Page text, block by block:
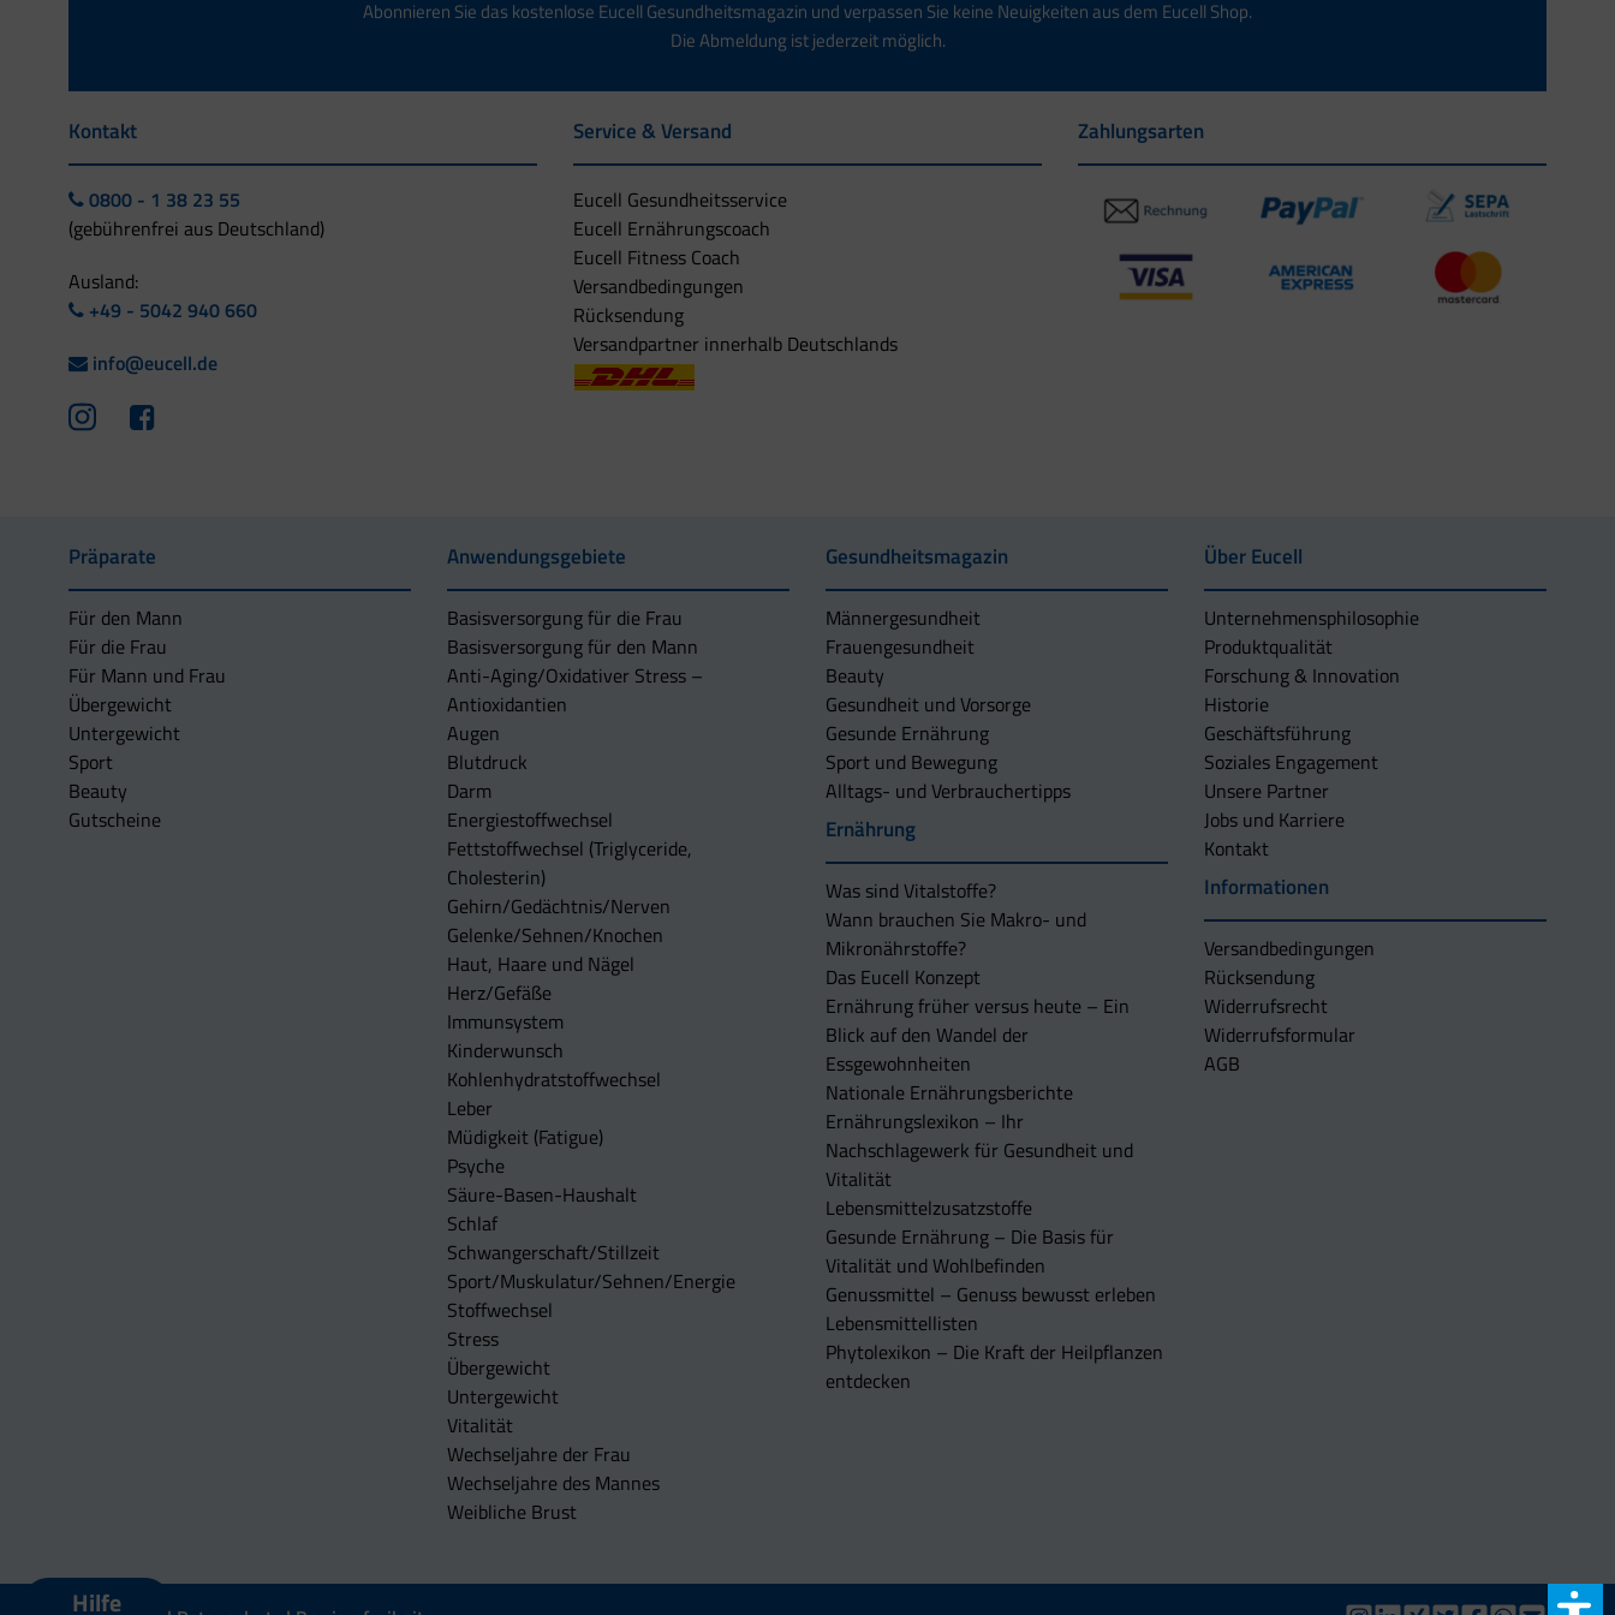
Abonnieren Sie das kostenlose Eucell Gesundheitsmagazin und verpassen Sie keine Neuigkeiten aus dem Eucell Shop.
Die Abmeldung ist jederzeit möglich.
Kontakt
0800 - 1 38 23 55
(gebührenfrei aus Deutschland)
Ausland:
+49 - 5042 940 660
info@eucell.de
Service & Versand
Eucell Gesundheitsservice
Eucell Ernährungscoach
Eucell Fitness Coach
Versandbedingungen
Rücksendung
Versandpartner innerhalb Deutschlands
Zahlungsarten
Präparate
Für den Mann
Für die Frau
Für Mann und Frau
Übergewicht
Untergewicht
Sport
Beauty
Gutscheine
Anwendungsgebiete
Basisversorgung für die Frau
Basisversorgung für den Mann
Anti-Aging/Oxidativer Stress –
Antioxidantien
Augen
Blutdruck
Darm
Energiestoffwechsel
Fettstoffwechsel (Triglyceride,
Cholesterin)
Gehirn/Gedächtnis/Nerven
Gelenke/Sehnen/Knochen
Haut, Haare und Nägel
Herz/Gefäße
Immunsystem
Kinderwunsch
Kohlenhydratstoffwechsel
Leber
Müdigkeit (Fatigue)
Psyche
Säure-Basen-Haushalt
Schlaf
Schwangerschaft/Stillzeit
Sport/Muskulatur/Sehnen/Energie
Stoffwechsel
Stress
Übergewicht
Untergewicht
Vitalität
Wechseljahre der Frau
Wechseljahre des Mannes
Weibliche Brust
Gesundheitsmagazin
Männergesundheit
Frauengesundheit
Beauty
Gesundheit und Vorsorge
Gesunde Ernährung
Sport und Bewegung
Alltags- und Verbrauchertipps
Ernährung
Was sind Vitalstoffe?
Wann brauchen Sie Makro- und
Mikronährstoffe?
Das Eucell Konzept
Ernährung früher versus heute – Ein
Blick auf den Wandel der
Essgewohnheiten
Nationale Ernährungsberichte
Ernährungslexikon – Ihr
Nachschlagewerk für Gesundheit und
Vitalität
Lebensmittelzusatzstoffe
Gesunde Ernährung – Die Basis für
Vitalität und Wohlbefinden
Genussmittel – Genuss bewusst erleben
Lebensmittellisten
Phytolexikon – Die Kraft der Heilpflanzen
entdecken
Über Eucell
Unternehmens­philosophie
Produktqualität
Forschung & Innovation
Historie
Geschäftsführung
Soziales Engagement
Unsere Partner
Jobs und Karriere
Kontakt
Informationen
Versandbedingungen
Rücksendung
Widerrufsrecht
Widerrufsformular
AGB
Hilfe